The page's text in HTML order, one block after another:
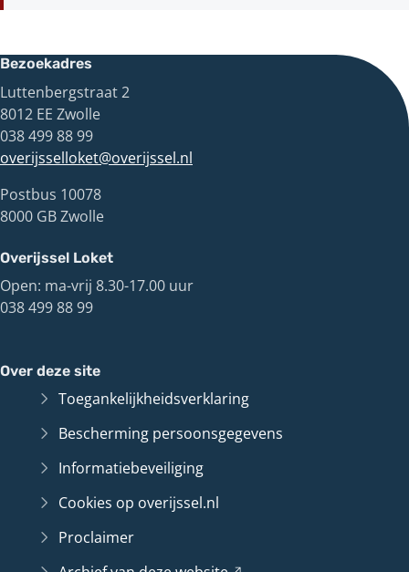
Bezoekadres
Luttenbergstraat 2
8012 EE Zwolle
038 499 88 99
overijsselloket@overijssel.nl
Postbus 10078
8000 GB Zwolle
Overijssel Loket
Open: ma-vrij 8.30-17.00 uur
038 499 88 99
Over deze site
Toegankelijkheidsverklaring
Bescherming persoonsgegevens
Informatiebeveiliging
Cookies op overijssel.nl
Proclaimer